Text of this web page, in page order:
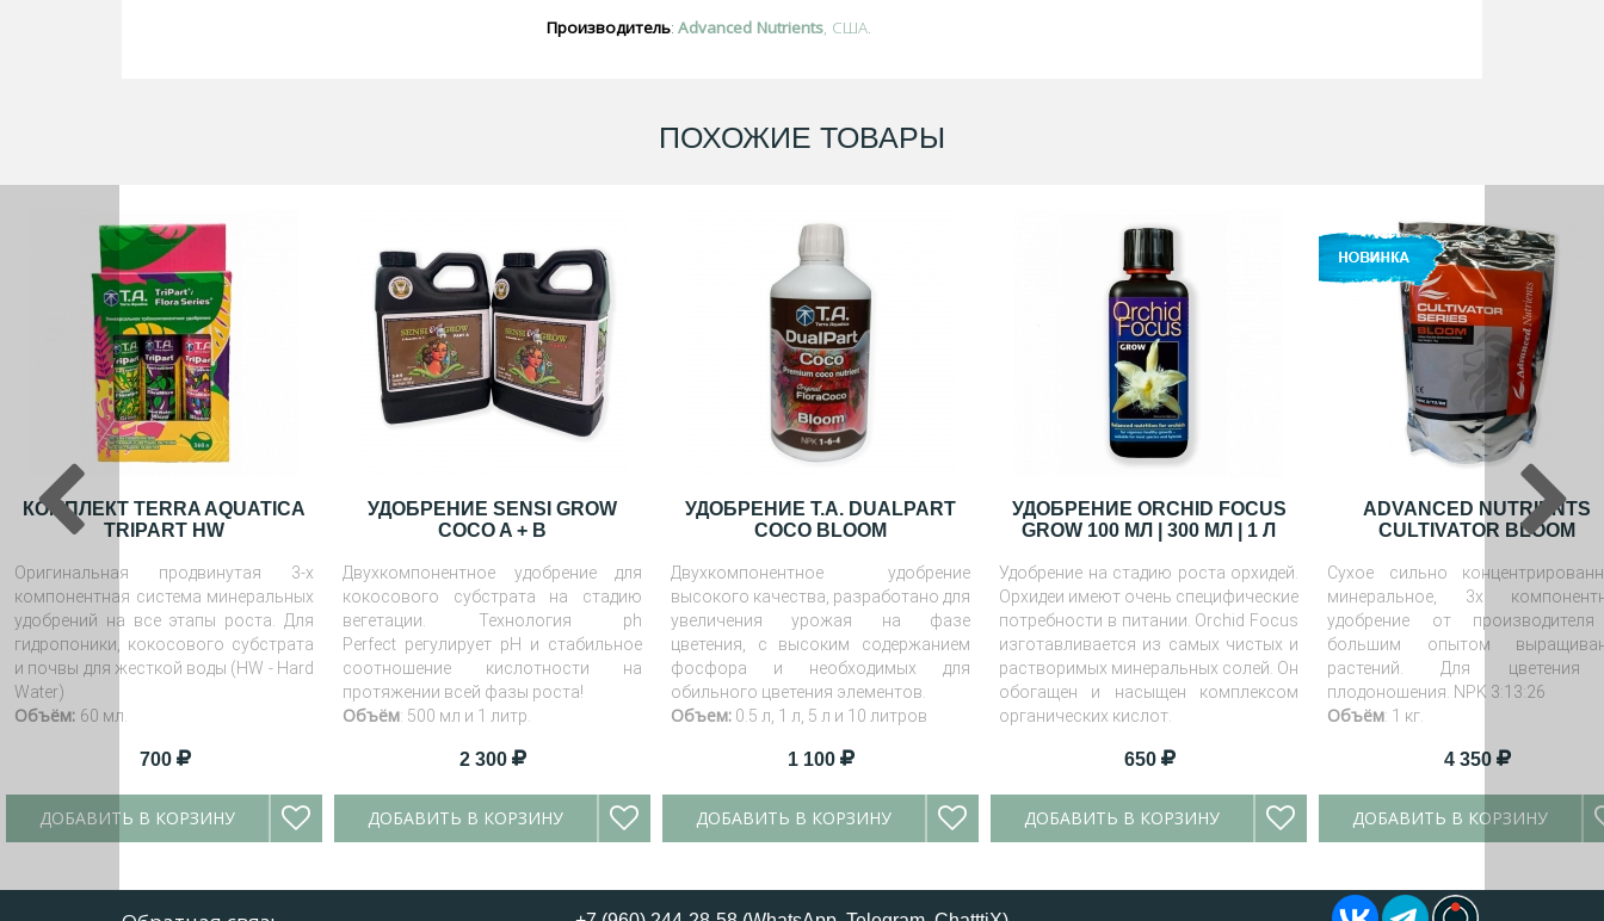
Производитель: Advanced Nutrients, США.
ПОХОЖИЕ ТОВАРЫ
КОМПЛЕКТ TERRA AQUATICA
TRIPART HW
Оригинальная продвинутая 3-х
компонентная система минеральных
удобрений на все этапы роста. Для
гидропоники, кокосового субстрата
и почвы для жесткой воды (HW - Hard
Water)
Объём: 60 мл.
700
ДОБАВИТЬ В КОРЗИНУ
УДОБРЕНИЕ SENSI GROW
COCO A + B
Двухкомпонентное удобрение для
кокосового субстрата на стадию
вегетации. Технология ph
Perfect регулирует рН и стабильное
соотношение кислотности на
протяжении всей фазы роста!
Объём: 500 мл и 1 литр.
2 300
ДОБАВИТЬ В КОРЗИНУ
УДОБРЕНИЕ T.A. DUALPART
COCO BLOOM
Двухкомпонентное удобрение
высокого качества, разработано для
увеличения урожая на фазе
цветения, с высоким содержанием
фосфора и необходимых для
обильного цветения элементов.
Объем: 0.5 л, 1 л, 5 л и 10 литров
1 100
ДОБАВИТЬ В КОРЗИНУ
УДОБРЕНИЕ ORCHID FOCUS
GROW 100 МЛ | 300 МЛ | 1 Л
Удобрение на стадию роста орхидей.
Орхидеи имеют очень специфические
потребности в питании. Orchid Focus
изготавливается из самых чистых и
растворимых минеральных солей. Он
обогащен и насыщен комплексом
органических кислот.
650
ДОБАВИТЬ В КОРЗИНУ
ADVANCED NUTRIENTS
CULTIVATOR BLOOM
Сухое сильно
минеральное, 3х
удобрение от
большим опытом
растений. Для
плодоношения. NPK 3:13:26
Объём: 1 кг.
4 350
ДОБАВИТЬ В КОРЗИНУ